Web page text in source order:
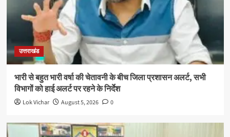
उत्तराखंड
भारी से बहुत भारी वर्षा की चेतावनी के बीच जिला प्रशासन अलर्ट, सभी
विभागों को हाई अलर्ट पर रहने के निर्देश
Lok Vichar August 5, 2026 0